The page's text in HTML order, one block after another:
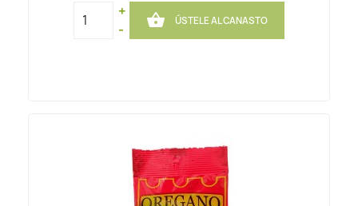
+
-
 ÚSTELE AL CANASTO